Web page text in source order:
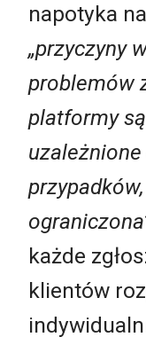
napotyka
„przyczyny
problemów
platformy
każde
klientów